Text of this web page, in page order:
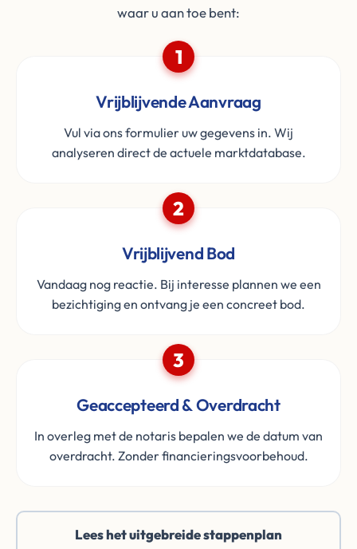
waar u aan toe bent:
1
Vrijblijvende Aanvraag
Vul via ons formulier uw gegevens in. Wij
analyseren direct de actuele marktdatabase.
2
Vrijblijvend Bod
Vandaag nog reactie. Bij interesse plannen we een
bezichtiging en ontvang je een concreet bod.
3
Geaccepteerd & Overdracht
In overleg met de notaris bepalen we de datum van
overdracht. Zonder financieringsvoorbehoud.
Lees het uitgebreide stappenplan